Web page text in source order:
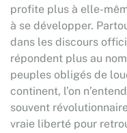
profite plus à elle-
à se développer.
dans les discours
répondent plus au
peuples obligés de
continent, l’on
souvent
vraie liberté pour